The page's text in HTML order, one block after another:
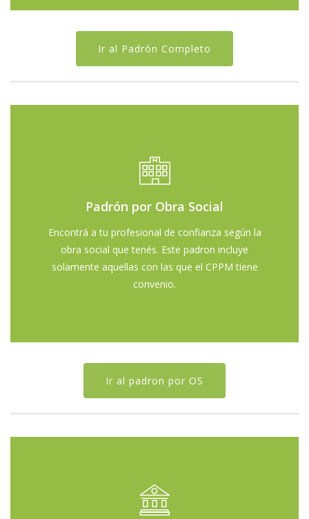
Ir al Padrón Completo
Padrón por Obra Social
Encontrá a tu profesional de confianza según la
obra social que tenés. Este padron incluye
solamente aquellas con las que el CPPM tiene
convenio.
Las obras sociales y prepagas con las que el CPPM
IPS - Smaunam - Prevención Salud - Swiss Medical -
APTM - APTM Mutual - MEDIFE - Sancor Salud -
OSDOP - Jerárquicos Salud - Poder Judicial de la
Nación - GALENO
Ir al padron por OS